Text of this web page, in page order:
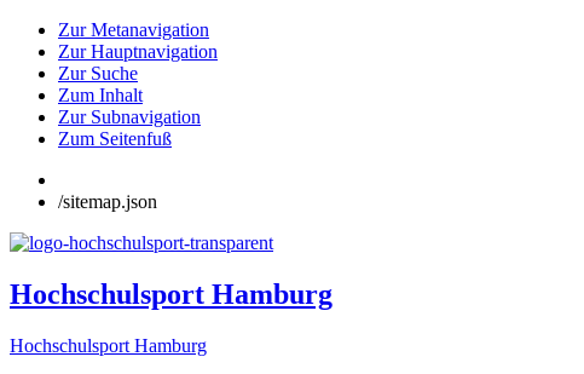
Zur Metanavigation
Zur Hauptnavigation
Zur Suche
Zum Inhalt
Zur Subnavigation
Zum Seitenfuß
/sitemap.json
Hochschulsport Hamburg
Hochschulsport Hamburg